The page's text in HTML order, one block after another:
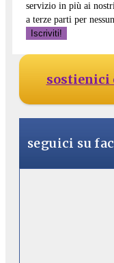
servizio in più ai
a terze parti per
sostienici
seguici su